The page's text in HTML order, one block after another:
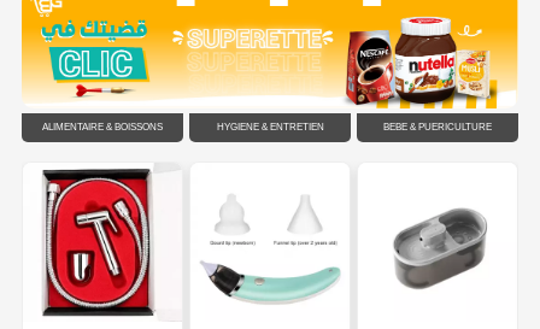
ALIMENTAIRE & BOISSONS HYGIÈNE & ENTRETIEN BÉBÉ & PUÉRICULTURE